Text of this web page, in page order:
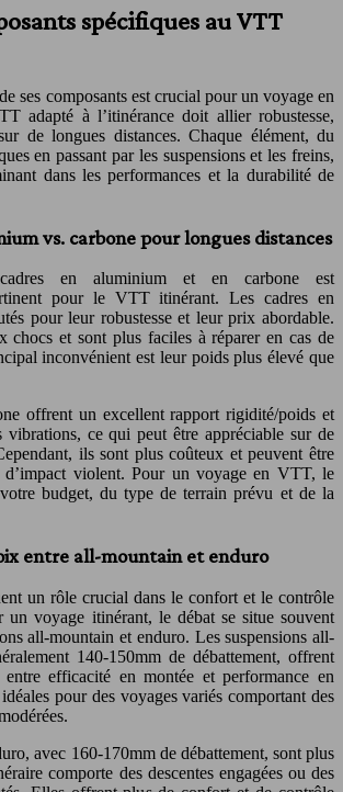
spécifiques au VTT
ses composants est crucial pour un voyage en
adapté à l’itinérance doit allier robustesse,
de longues distances. Chaque élément, du
en passant par les suspensions et les freins,
dans les performances et la durabilité de
vs. carbone pour longues distances
en aluminium et en carbone est
pour le VTT itinérant. Les cadres en
pour leur robustesse et leur prix abordable.
chocs et sont plus faciles à réparer en cas de
inconvénient est leur poids plus élevé que
offrent un excellent rapport rigidité/poids et
vibrations, ce qui peut être appréciable sur de
ils sont plus coûteux et peuvent être
d’impact violent. Pour un voyage en VTT, le
budget, du type de terrain prévu et de la
entre all-mountain et enduro
un rôle crucial dans le confort et le contrôle
voyage itinérant, le débat se situe souvent
all-mountain et enduro. Les suspensions all-
140-150mm de débattement, offrent
efficacité en montée et performance en
pour des voyages variés comportant des
avec 160-170mm de débattement, sont plus
comporte des descentes engagées ou des